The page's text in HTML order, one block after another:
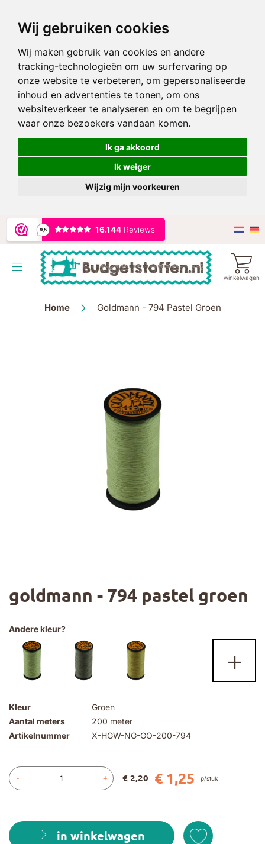
Wij gebruiken cookies
Wij maken gebruik van cookies en andere
tracking-technologieën om uw surfervaring op
onze website te verbeteren, om gepersonaliseerde
inhoud en advertenties te tonen, om ons
websiteverkeer te analyseren en om te begrijpen
waar onze bezoekers vandaan komen.
Ik ga akkoord
Ik weiger
Wijzig mijn voorkeuren
naar
de
winkelwagen
Home Goldmann - 794 Pastel Groen
goldmann - 794 pastel groen
Kleur
Groen
Aantal meters
200 meter
Artikelnummer
X-HGW-NG-GO-200-794
- +
in winkelwagen
€ 1,25
€ 2,20 p/stuk
Andere kleur?
+
het
van
afbeeldingen-
gallerij